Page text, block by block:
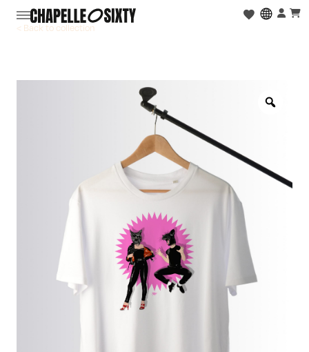
< Back to collection